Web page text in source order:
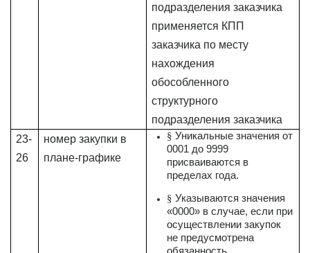
подразделения заказчика
применяется КПП
заказчика по месту
нахождения
обособленного
структурного
подразделения заказчика
23-
26
номер закупки в
плане-графике
§Уникальные значения от
0001 до 9999
присваиваются в
пределах года.
§Указываются значения
«0000» в случае, если при
осуществлении закупок
не предусмотрена
обязанность